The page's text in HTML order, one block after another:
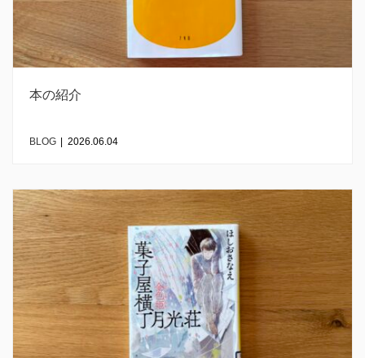
本の紹介
BLOG 2026.06.04